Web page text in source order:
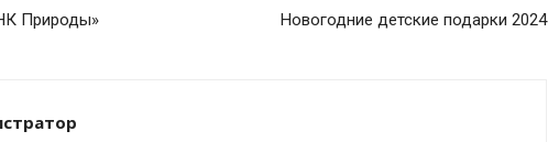
Природы» Новогодние детские подарки 2024